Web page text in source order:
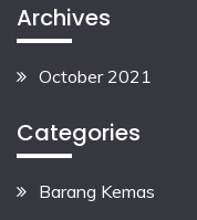
Archives
October 2021
Categories
Barang Kemas